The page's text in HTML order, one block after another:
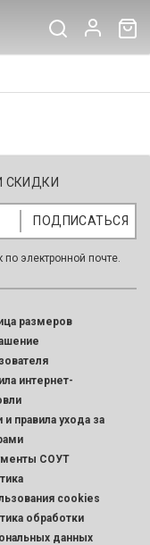
СКИДКИ
электронной почте.
размеров
интернет-
и правила ухода за
СОУТ
cookies
обработки
данных